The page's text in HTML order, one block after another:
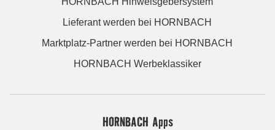
Lieferant werden bei HORNBACH
Marktplatz-Partner werden bei HORNBACH
HORNBACH Werbeklassiker
HORNBACH Apps